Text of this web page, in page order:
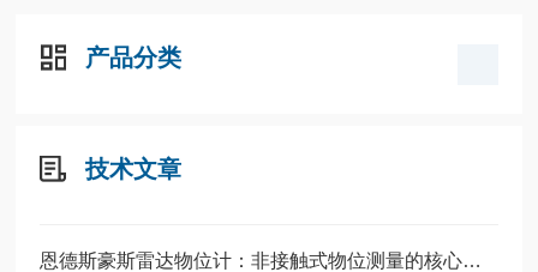
产品分类
技术文章
恩德斯豪斯雷达物位计：非接触式物位测量的核心设备